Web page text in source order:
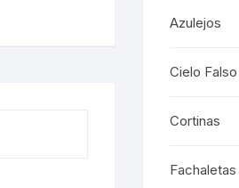
Azulejos
Cielo Falso
Cortinas
Fachaletas